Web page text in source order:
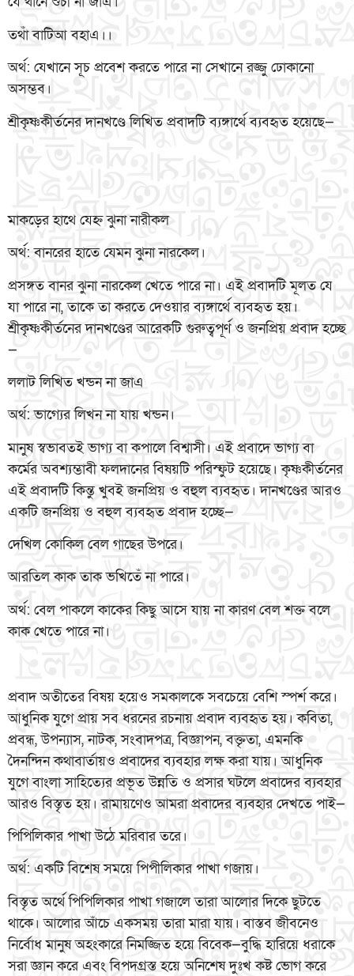
তথাঁ বাটিআ বহাএ।।
অর্থ: যেখানে সূচ প্রবেশ করতে পারে না সেখানে রজ্জু ঢোকানো
অসম্ভব।
শ্রীকৃষ্ণকীর্তনের দানখণ্ডে লিখিত প্রবাদটি ব্যঙ্গার্থে ব্যবহৃত হয়েছে—
মাকড়ের হাথে যেহ্ন ঝুনা নারীকল
অর্থ: বানরের হাতে যেমন ঝুনা নারকেল।
প্রসঙ্গত বানর ঝুনা নারকেল খেতে পারে না। এই প্রবাদটি মূলত যে
যা পারে না, তাকে তা করতে দেওয়ার ব্যঙ্গার্থে ব্যবহৃত হয়।
শ্রীকৃষ্ণকীর্তনের দানখণ্ডের আরেকটি গুরুত্বপূর্ণ ও জনপ্রিয় প্রবাদ হচ্ছে
—
ললাট লিখিত খন্ডন না জাএ
অর্থ: ভাগ্যের লিখন না যায় খন্ডন।
মানুষ স্বভাবতই ভাগ্য বা কপালে বিশ্বাসী। এই প্রবাদে ভাগ্য বা
কর্মের অবশ্যম্ভাবী ফলদানের বিষয়টি পরিস্ফুট হয়েছে। কৃষ্ণকীর্তনের
এই প্রবাদটি কিন্তু খুবই জনপ্রিয় ও বহুল ব্যবহৃত। দানখণ্ডের আরও
একটি জনপ্রিয় ও বহুল ব্যবহৃত প্রবাদ হচ্ছে—
দেখিল কোকিল বেল গাছের উপরে।
আরতিল কাক তাক ভখিতেঁ না পারে।
অর্থ: বেল পাকলে কাকের কিছু আসে যায় না কারণ বেল শক্ত বলে
কাক খেতে পারে না।
প্রবাদ অতীতের বিষয় হয়েও সমকালকে সবচেয়ে বেশি স্পর্শ করে।
আধুনিক যুগে প্রায় সব ধরনের রচনায় প্রবাদ ব্যবহৃত হয়। কবিতা,
প্রবন্ধ, উপন্যাস, নাটক, সংবাদপত্র, বিজ্ঞাপন, বক্তৃতা, এমনকি
দৈনন্দিন কথাবার্তায়ও প্রবাদের ব্যবহার লক্ষ করা যায়। আধুনিক
যুগে বাংলা সাহিত্যের প্রভূত উন্নতি ও প্রসার ঘটলে প্রবাদের ব্যবহার
আরও বিস্তৃত হয়। রামায়ণেও আমরা প্রবাদের ব্যবহার দেখতে পাই—
পিপিলিকার পাখা উঠে মরিবার তরে।
অর্থ: একটি বিশেষ সময়ে পিপীলিকার পাখা গজায়।
বিস্তৃত অর্থে পিপিলিকার পাখা গজালে তারা আলোর দিকে ছুটতে
থাকে। আলোর আঁচে একসময় তারা মারা যায়। বাস্তব জীবনেও
নির্বোধ মানুষ অহংকারে নিমজ্জিত হয়ে বিবেক—বুদ্ধি হারিয়ে ধরাকে
সরা জ্ঞান করে এবং বিপদগ্রস্ত হয়ে অনিশেষ দুঃখ কষ্ট ভোগ করে